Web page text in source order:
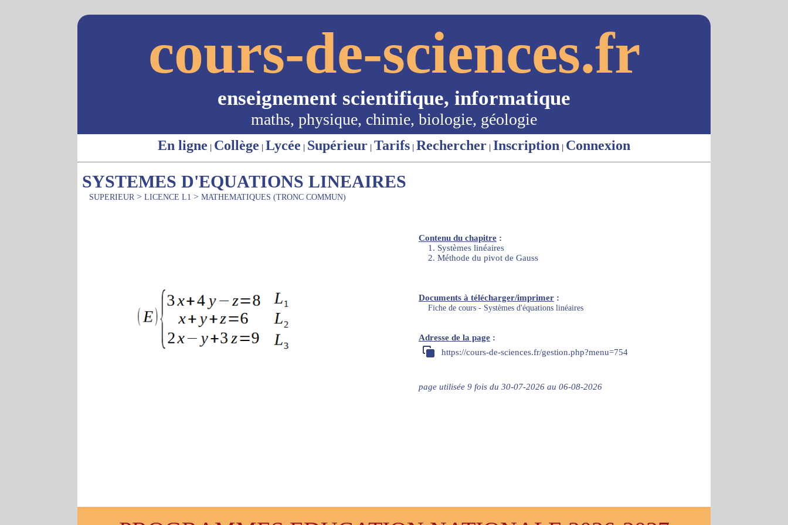
cours-de-sciences.fr
enseignement scientifique, informatique
maths, physique, chimie, biologie, géologie
En ligne | Collège | Lycée | Supérieur | Tarifs | Rechercher | Inscription | Connexion
SYSTEMES D'EQUATIONS LINEAIRES
SUPERIEUR > LICENCE L1 > MATHEMATIQUES (TRONC COMMUN)
Contenu du chapitre :
1. Systèmes linéaires
2. Méthode du pivot de Gauss
Documents à télécharger/imprimer :
Fiche de cours - Systèmes d'équations linéaires
Adresse de la page :
https://cours-de-sciences.fr/gestion.php?menu=754
page utilisée 9 fois du 30-07-2026 au 06-08-2026